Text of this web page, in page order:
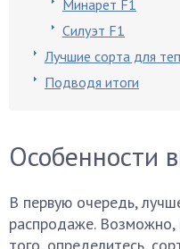
Минарет F1
Силуэт F1
Лучшие сорта для
Подводя итоги
Особенности
В первую очередь,
распродаже.